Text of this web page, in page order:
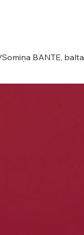
Somiņa BANTE, balta